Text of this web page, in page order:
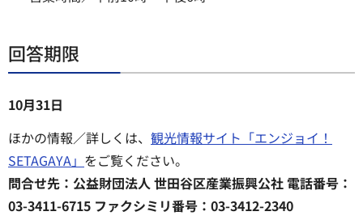
回答期限
10月31日
ほかの情報／詳しくは、 観光情報サイト「エンジョイ！
SETAGAYA」 をご覧ください。
問合せ先：公益財団法人 世田谷区産業振興公社 電話番号：
03-3411-6715 ファクシミリ番号：03-3412-2340